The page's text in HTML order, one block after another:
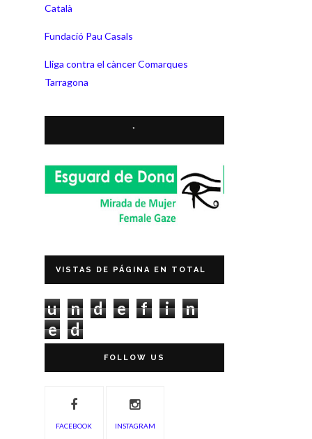
Català
Fundació Pau Casals
Lliga contra el càncer Comarques
Tarragona
*
VISTAS DE PÁGINA EN TOTAL
u n d e f i
n
e
d
FOLLOW US
FACEBOOK INSTAGRAM